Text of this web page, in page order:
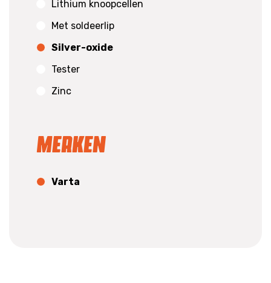
Lithium knoopcellen
Met soldeerlip
Silver-oxide
Tester
Zinc
Merken
Varta